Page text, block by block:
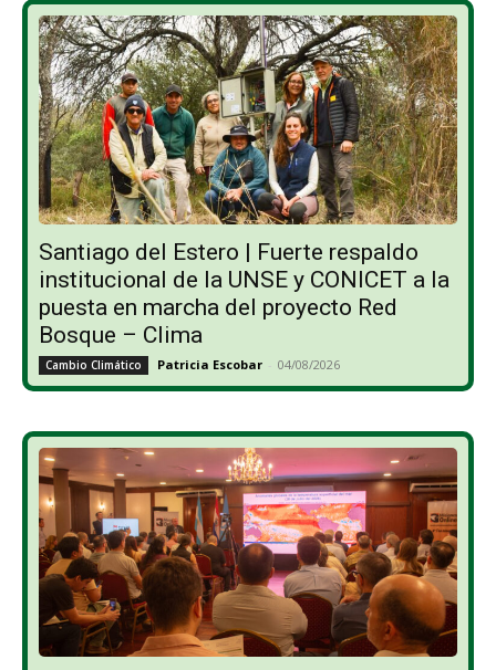
Santiago del Estero | Fuerte respaldo
institucional de la UNSE y CONICET a la
puesta en marcha del proyecto Red
Bosque – Clima
Cambio Climático Patricia Escobar - 04/08/2026